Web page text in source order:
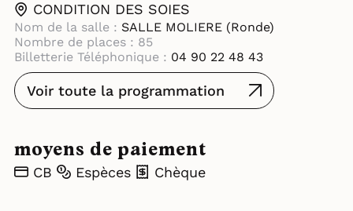
CONDITION DES SOIES
Nom de la salle : SALLE MOLIERE (Ronde)
Nombre de places : 85
Billetterie Téléphonique : 04 90 22 48 43
Voir toute la programmation
moyens de paiement
CB Espèces Chèque